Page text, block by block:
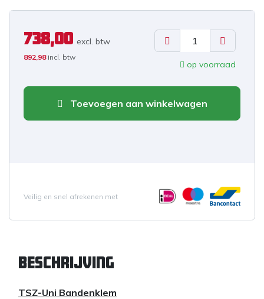
738,00 excl. btw
892,98 incl. btw
op voorraad
Toevoegen aan winkelwagen
Veilig en snel afrekenen met
Beschrijving
TSZ-Uni Bandenklem